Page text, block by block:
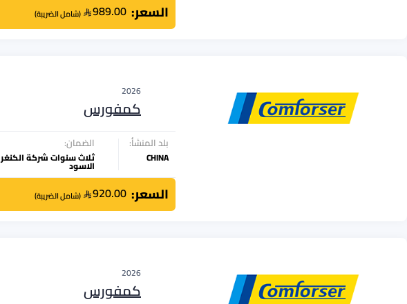
السعر: 989.00
(شامل الضريبة)
2026
كمفورس
بلد المنشأ:
CHINA
الضمان:
ثلاث سنوات شركة الكنغر
الاسود
السعر: 920.00
(شامل الضريبة)
2026
كمفورس